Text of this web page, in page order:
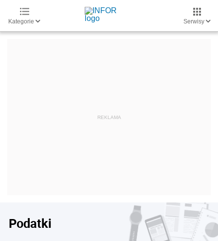
Kategorie Serwisy
Podatki